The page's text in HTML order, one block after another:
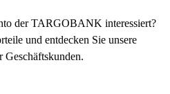
der TARGOBANK interessiert?
und entdecken Sie unsere
Geschäftskunden.